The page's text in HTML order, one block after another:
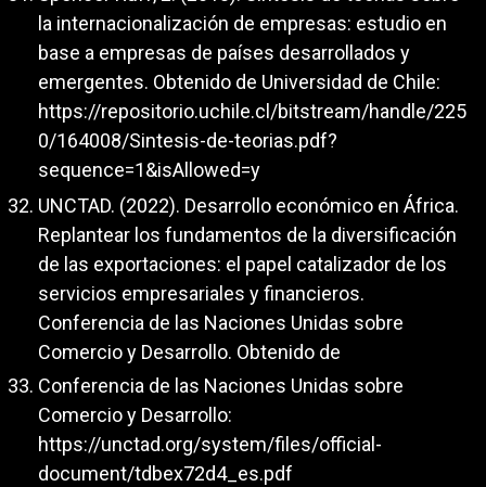
la internacionalización de empresas: estudio en
base a empresas de países desarrollados y
emergentes. Obtenido de Universidad de Chile:
https://repositorio.uchile.cl/bitstream/handle/225
0/164008/Sintesis-de-teorias.pdf?
sequence=1&isAllowed=y
UNCTAD. (2022). Desarrollo económico en África.
Replantear los fundamentos de la diversificación
de las exportaciones: el papel catalizador de los
servicios empresariales y financieros.
Conferencia de las Naciones Unidas sobre
Comercio y Desarrollo. Obtenido de
Conferencia de las Naciones Unidas sobre
Comercio y Desarrollo:
https://unctad.org/system/files/official-
document/tdbex72d4_es.pdf